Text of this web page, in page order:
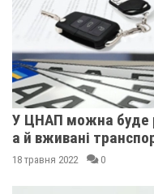
У ЦНАП можна буде
а й вживані
18 травня 2022 0